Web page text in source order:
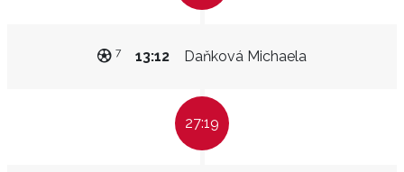
Daňková Michaela
13:12
7
27:19